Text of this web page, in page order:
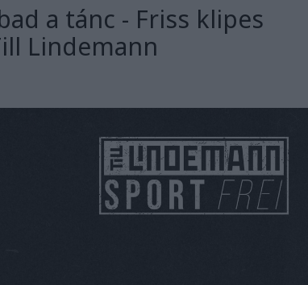
a tánc - Friss klipes
Lindemann